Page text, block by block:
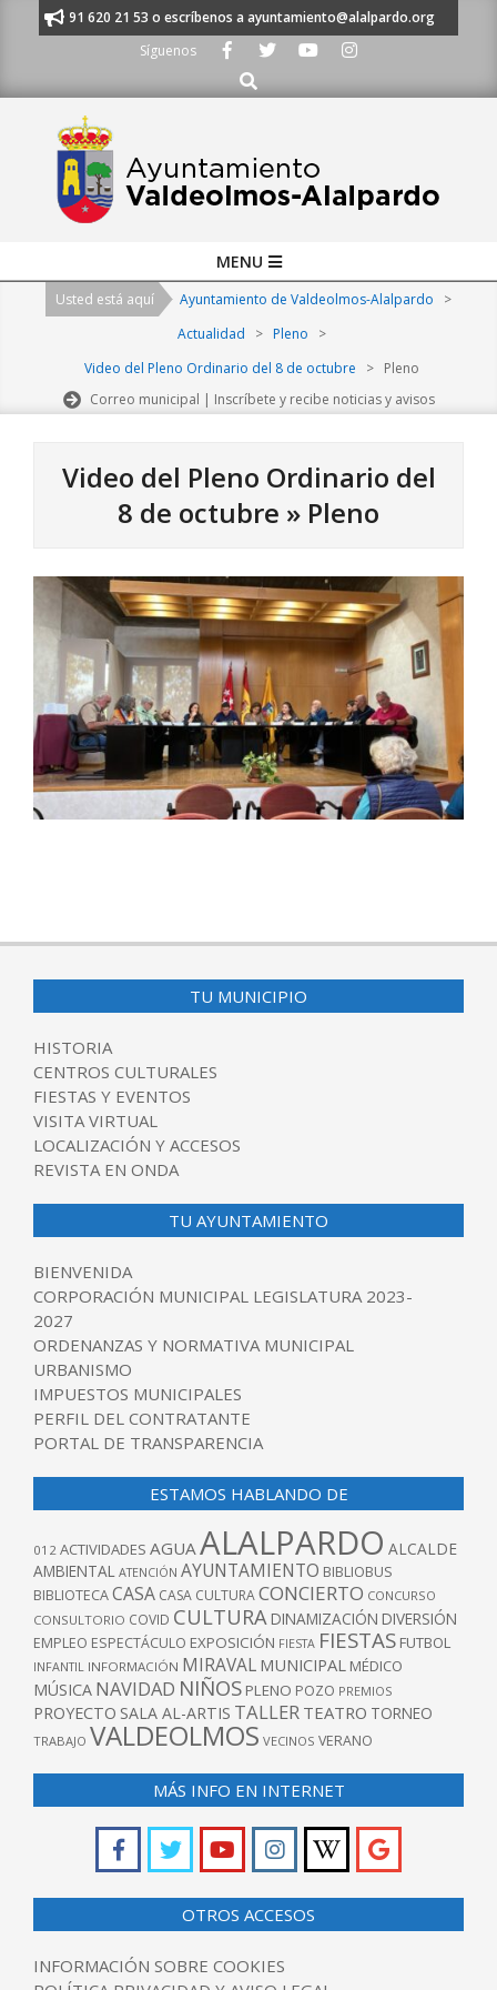
al 91 620 21 53 o escríbenos a ayuntamiento@alalpardo.org
Síguenos
Buscar
Navigation
MENU
Usted está aquí Ayuntamiento de Valdeolmos-Alalpardo
>
Actualidad
> Pleno
>
Video del Pleno Ordinario del 8 de octubre
> Pleno
Correo municipal | Inscríbete y recibe noticias y avisos
Video del Pleno Ordinario del
8 de octubre » Pleno
TU MUNICIPIO
HISTORIA
CENTROS CULTURALES
FIESTAS Y EVENTOS
VISITA VIRTUAL
LOCALIZACIÓN Y ACCESOS
REVISTA EN ONDA
TU AYUNTAMIENTO
BIENVENIDA
CORPORACIÓN MUNICIPAL LEGISLATURA 2023-
2027
ORDENANZAS Y NORMATIVA MUNICIPAL
URBANISMO
IMPUESTOS MUNICIPALES
PERFIL DEL CONTRATANTE
PORTAL DE TRANSPARENCIA
ESTAMOS HABLANDO DE
012 ACTIVIDADES AGUA ALALPARDO ALCALDE
AMBIENTAL ATENCIÓN AYUNTAMIENTO BIBLIOBUS
BIBLIOTECACASA CASA CULTURACONCIERTO CONCURSO
CONSULTORIO COVID CULTURA DINAMIZACIÓN DIVERSIÓN
EMPLEO ESPECTÁCULO EXPOSICIÓN FIESTA FIESTAS FUTBOL
INFANTIL INFORMACIÓN MIRAVAL MUNICIPAL MÉDICO
MÚSICA NAVIDAD NIÑOS PLENO POZO PREMIOS
PROYECTO SALA AL-ARTIS TALLER TEATRO TORNEO
TRABAJO VALDEOLMOS VECINOS VERANO
MÁS INFO EN INTERNET
OTROS ACCESOS
INFORMACIÓN SOBRE COOKIES